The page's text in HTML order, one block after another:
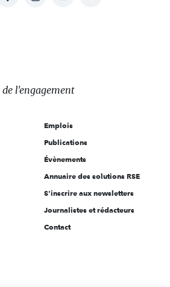
de l'engagement
Emplois
Publications
Évènements
Annuaire des solutions RSE
S'inscrire aux newsletters
Journalistes et rédacteurs
Contact